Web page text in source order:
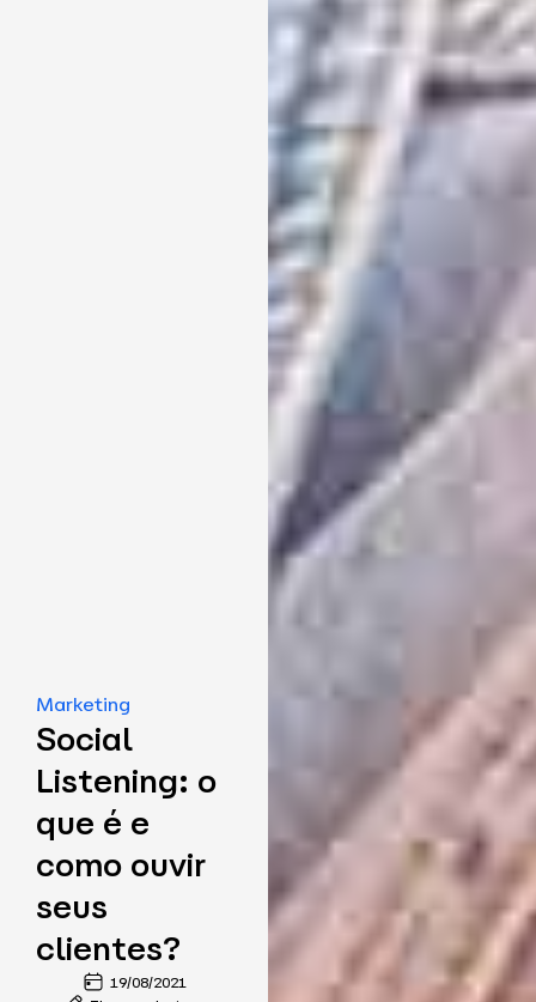
Marketing
Social
Listening: o
que é e
como ouvir
seus
clientes?
19/08/2021